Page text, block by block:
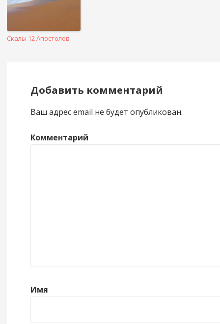
Скалы 12 Апостолов
Добавить комментарий
Ваш адрес email не будет опубликован.
Комментарий
Имя